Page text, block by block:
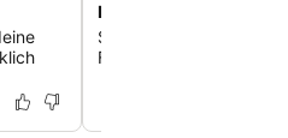
Reichhaltiges
Starte deinen Tag mit
Frühstücksbuffet, das